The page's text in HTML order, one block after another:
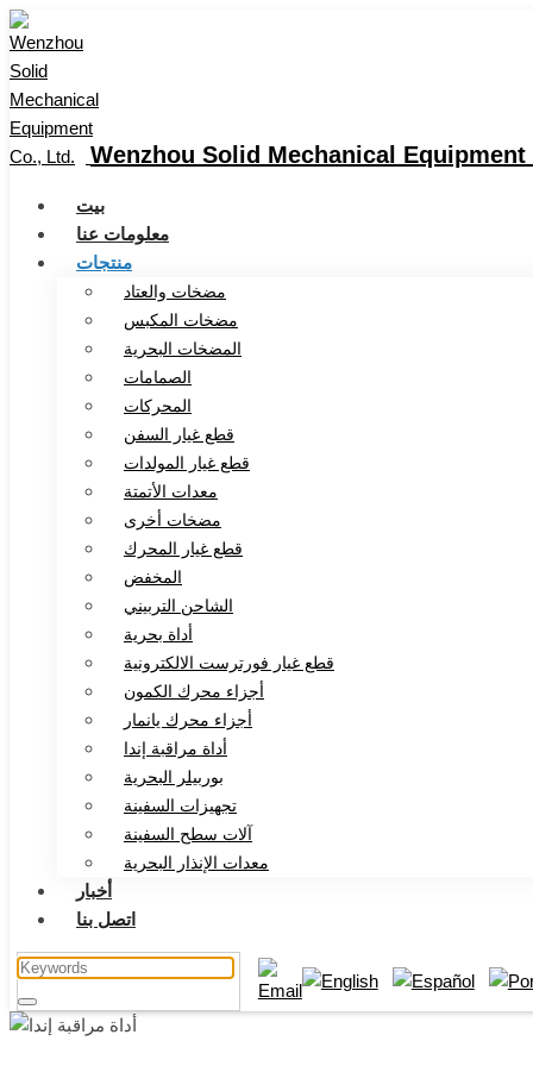
Wenzhou Solid Mechanical Equipment
بيت
معلومات عنا
منتجات
مضخات والعتاد
مضخات المكبس
المضخات البحرية
الصمامات
المحركات
قطع غيار السفن
قطع غيار المولدات
معدات الأتمتة
مضخات أخرى
قطع غيار المحرك
المخفض
الشاحن التربيني
أداة بحرية
قطع غيار فورترست الالكترونية
أجزاء محرك الكمون
أجزاء محرك يانمار
أداة مراقبة إندا
بوربيلر البحرية
تجهيزات السفينة
آلات سطح السفينة
معدات الإنذار البحرية
أخبار
اتصل بنا